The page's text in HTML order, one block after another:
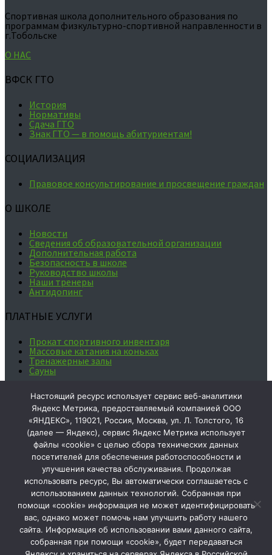
Спортивная школа дополнительного образования по
программам физкультурно-спортивной направленности в
г.Тобольске
О НАС
ВФСК ГТО
История
Нормативы
Сдача ГТО
Знак ГТО — в помощь абитуриентам!
СОЦИАЛИЗАЦИЯ
Правовое консультирование и просвещение граждан
О ШКОЛЕ
Новости
Сведения об образовательной организации
Дополнительная работа
Безопасность в школе
Руководство школы
Наши тренеры
Антидопинг
ПЛАТНЫЕ УСЛУГИ
Прокат спортивного инвентаря
Массовые катания на коньках
Тренажерные залы
Сауны
Ваше мнение формирует
официальный рейтинг организации:
Чтобы оценить
условия
предоставления
услуг
используйте
QR-код или
перейдите по
ссылке
2025 © МАУ ДО "СШ №1" г. Тобольска
Мы в соц.сетях:
Настоящий ресурс использует сервис веб-аналитики
Яндекс Метрика, предоставляемый компанией ООО
«ЯНДЕКС», 119021, Россия, Москва, ул. Л. Толстого, 16
(далее — Яндекс), сервис Яндекс Метрика использует
файлы «cookie» с целью сбора технических данных
посетителей для обеспечения работоспособности и
улучшения качества обслуживания. Продолжая
использовать ресурс, Вы автоматически соглашаетесь с
использованием данных технологий. Собранная при
помощи «cookie» информация не может идентифицировать
вас, однако может помочь нам улучшить работу нашего
сайта. Информация об использовании вами данного сайта,
собранная при помощи «cookie», будет передаваться